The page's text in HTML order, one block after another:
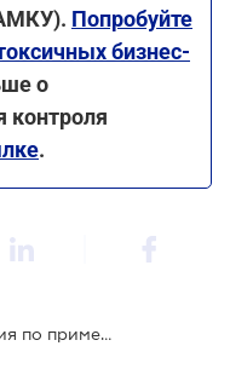
Попробуйте
бизнес-
о
контроля
.
Правительство внесло предложения по применению санкций к транспортному сектору рф